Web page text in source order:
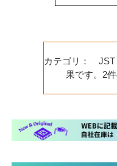
カテゴリ：
果です。2